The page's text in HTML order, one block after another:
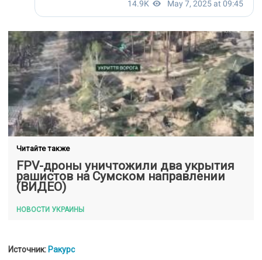
Читайте также
FPV-дроны уничтожили два укрытия
рашистов на Сумском направлении
(ВИДЕО)
НОВОСТИ УКРАИНЫ
Источник: Ракурс